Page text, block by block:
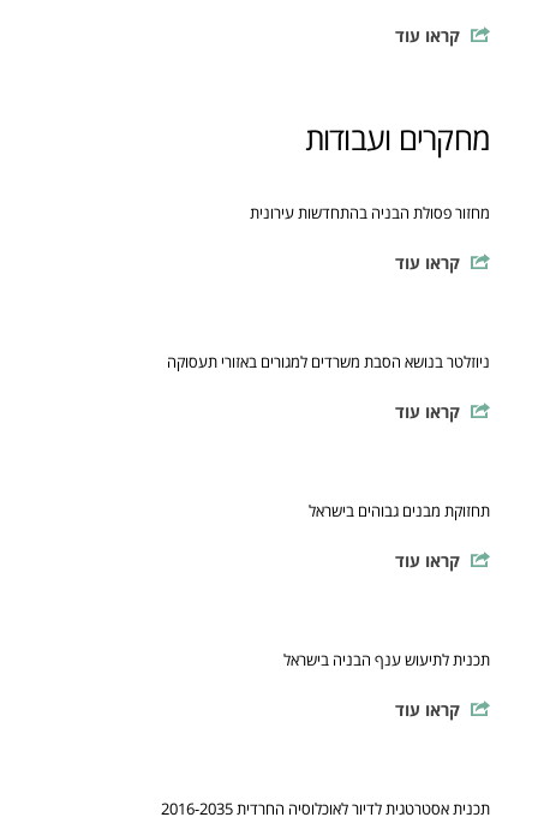
קראו עוד
מחקרים ועבודות
מחזור פסולת הבניה בהתחדשות עירונית
קראו עוד
ניוזלטר בנושא הסבת משרדים למגורים באזורי תעסוקה
קראו עוד
תחזוקת מבנים גבוהים בישראל
קראו עוד
תכנית לתיעוש ענף הבניה בישראל
קראו עוד
תכנית אסטרטגית לדיור לאוכלוסיה החרדית 2016-2035